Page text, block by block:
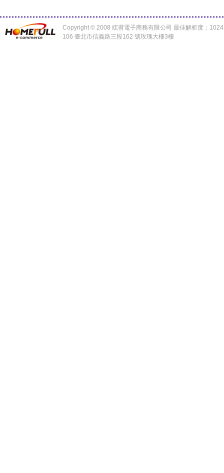
Copyright © 2008 竤甫電子商務有限公司 最佳解析度：
106 臺北市信義路三段162 號玫瑰大樓3樓